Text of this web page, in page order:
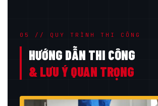
05 // QUY TRÌNH THI CÔNG
HƯỚNG DẪN THI CÔNG
& LƯU Ý QUAN TRỌNG